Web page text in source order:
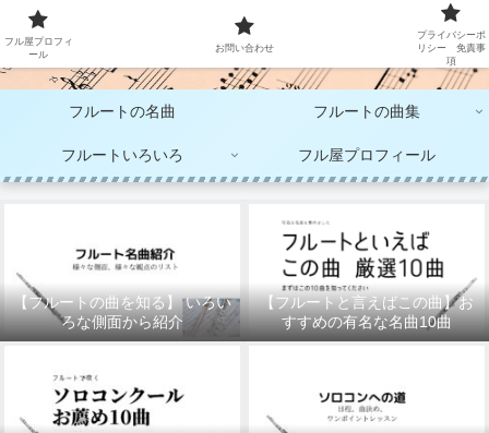
大人のフルート演奏
フルートの名曲 フルートの曲集
フルートいろいろ フル屋プロフィール
【フルートの曲を知る】 いろい
ろな側面から紹介
【フルートと言えばこの曲】お
すすめの有名な名曲10曲
フル屋プロフィ
ール
お問い合わせ
プライバシーポ
リシー 免責事
項